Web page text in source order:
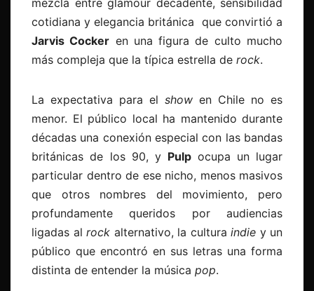
mezcla entre glamour decadente, sensibilidad
cotidiana y elegancia británica que convirtió a
Jarvis Cocker en una figura de culto mucho
más compleja que la típica estrella de rock.
La expectativa para el show en Chile no es
menor. El público local ha mantenido durante
décadas una conexión especial con las bandas
británicas de los 90, y Pulp ocupa un lugar
particular dentro de ese nicho, menos masivos
que otros nombres del movimiento, pero
profundamente queridos por audiencias
ligadas al rock alternativo, la cultura indie y un
público que encontró en sus letras una forma
distinta de entender la música pop.